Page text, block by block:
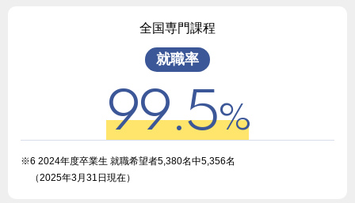
全国専門課程
就職率
99.5%
※6 2024年度卒業生 就職希望者5,380名中5,356名
（2025年3月31日現在）